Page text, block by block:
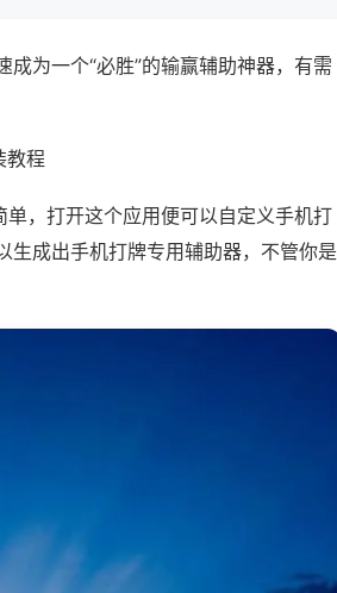
为一个“必胜”的输赢辅助神器，有需
教程
，打开这个应用便可以自定义手机打
生成出手机打牌专用辅助器，不管你是